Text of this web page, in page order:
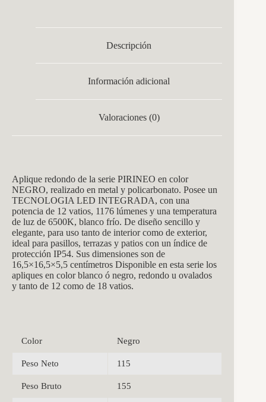
Descripción
Información adicional
Valoraciones (0)
Aplique redondo de la serie PIRINEO en color
NEGRO, realizado en metal y policarbonato. Posee un
TECNOLOGIA LED INTEGRADA, con una
potencia de 12 vatios, 1176 lúmenes y una temperatura
de luz de 6500K, blanco frío. De diseño sencillo y
elegante, para uso tanto de interior como de exterior,
ideal para pasillos, terrazas y patios con un índice de
protección IP54. Sus dimensiones son de
16,5×16,5×5,5 centímetros Disponible en esta serie los
apliques en color blanco ó negro, redondo u ovalados
y tanto de 12 como de 18 vatios.
Color Negro
Peso Neto 115
Peso Bruto 155